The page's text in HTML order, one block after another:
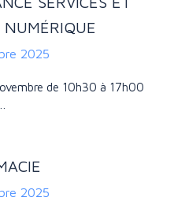
NUMÉRIQUE
2025
de 10h30 à 17h00
2025